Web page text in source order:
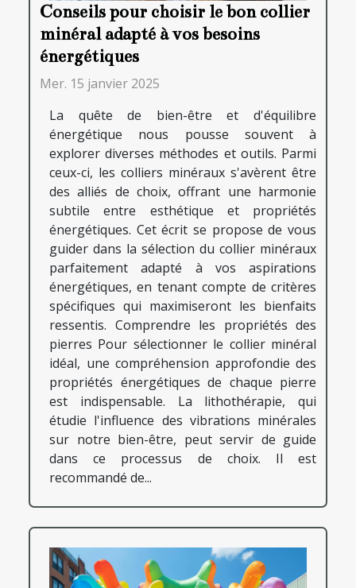
Conseils pour choisir le bon collier
minéral adapté à vos besoins
énergétiques
Mer. 15 janvier 2025
La quête de bien-être et d'équilibre
énergétique nous pousse souvent à
explorer diverses méthodes et outils. Parmi
ceux-ci, les colliers minéraux s'avèrent être
des alliés de choix, offrant une harmonie
subtile entre esthétique et propriétés
énergétiques. Cet écrit se propose de vous
guider dans la sélection du collier minéraux
parfaitement adapté à vos aspirations
énergétiques, en tenant compte de critères
spécifiques qui maximiseront les bienfaits
ressentis. Comprendre les propriétés des
pierres Pour sélectionner le collier minéral
idéal, une compréhension approfondie des
propriétés énergétiques de chaque pierre
est indispensable. La lithothérapie, qui
étudie l'influence des vibrations minérales
sur notre bien-être, peut servir de guide
dans ce processus de choix. Il est
recommandé de...